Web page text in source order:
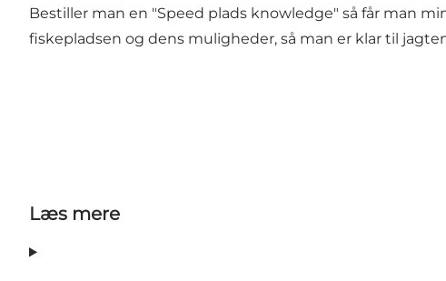
Bestiller man en "Speed plads knowledge" så får man
fiskepladsen og dens muligheder, så man er klar til
Læs mere